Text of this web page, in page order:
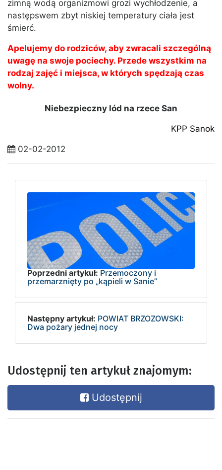
zimną wodą organizmowi grozi wychłodzenie, a
następswem zbyt niskiej temperatury ciała jest
śmierć.
Apelujemy do rodziców, aby zwracali szczególną
uwagę na swoje pociechy. Przede wszystkim na
rodzaj zajęć i miejsca, w których spędzają czas
wolny.
Niebezpieczny lód na rzece San
KPP Sanok
02-02-2012
Poprzedni artykuł: Przemoczony i
przemarznięty po „kąpieli w Sanie”
Następny artykuł: POWIAT BRZOZOWSKI:
Dwa pożary jednej nocy
Udostępnij ten artykuł znajomym:
Udostępnij